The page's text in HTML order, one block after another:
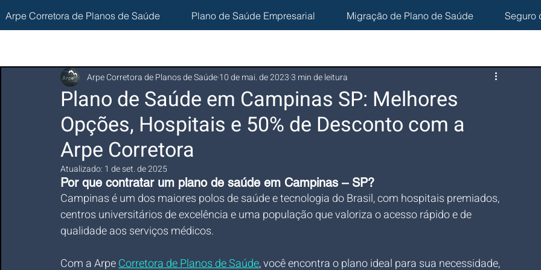
Arpe Corretora de Planos de Saúde Plano de Saúde Empresarial Migração de Plano de Saúde Seguro
Plano de Saúde em Campinas SP: Melhores
Opções, Hospitais e 50% de Desconto com a
Arpe Corretora
Arpe Corretora de Planos de Saúde10 de mai. de 20233 min de leitura
Atualizado: 1 de set. de 2025
Por que contratar um plano de saúde em Campinas – SP?
Campinas é um dos maiores polos de saúde e tecnologia do Brasil, com hospitais premiados,
centros universitários de excelência e uma população que valoriza o acesso rápido e de
qualidade aos serviços médicos.
Com a Arpe Corretora de Planos de Saúde, você encontra o plano ideal para sua necessidade,